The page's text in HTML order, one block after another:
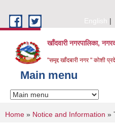
English
खाँदवारी नगरपालिका,
"समृद्द खाँदबारी नगर " कोशी
Main menu
You are here
Home » Notice and Information »